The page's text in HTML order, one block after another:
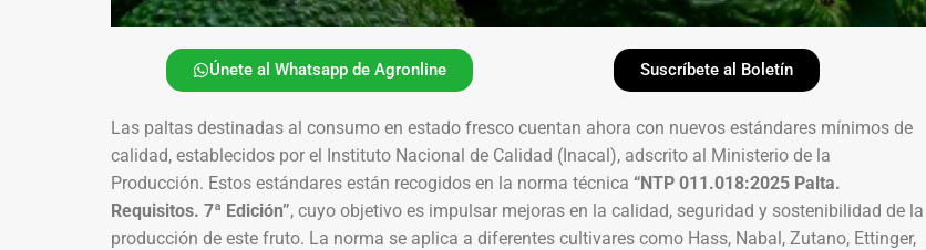
Únete al Whatsapp de Agronline Suscríbete al Boletín
Las paltas destinadas al consumo en estado fresco cuentan ahora con nuevos estándares mínimos de
calidad, establecidos por el Instituto Nacional de Calidad (Inacal), adscrito al Ministerio de la
Producción. Estos estándares están recogidos en la norma técnica “NTP 011.018:2025 Palta.
Requisitos. 7ª Edición”, cuyo objetivo es impulsar mejoras en la calidad, seguridad y sostenibilidad de la
producción de este fruto. La norma se aplica a diferentes cultivares como Hass, Nabal, Zutano, Ettinger,